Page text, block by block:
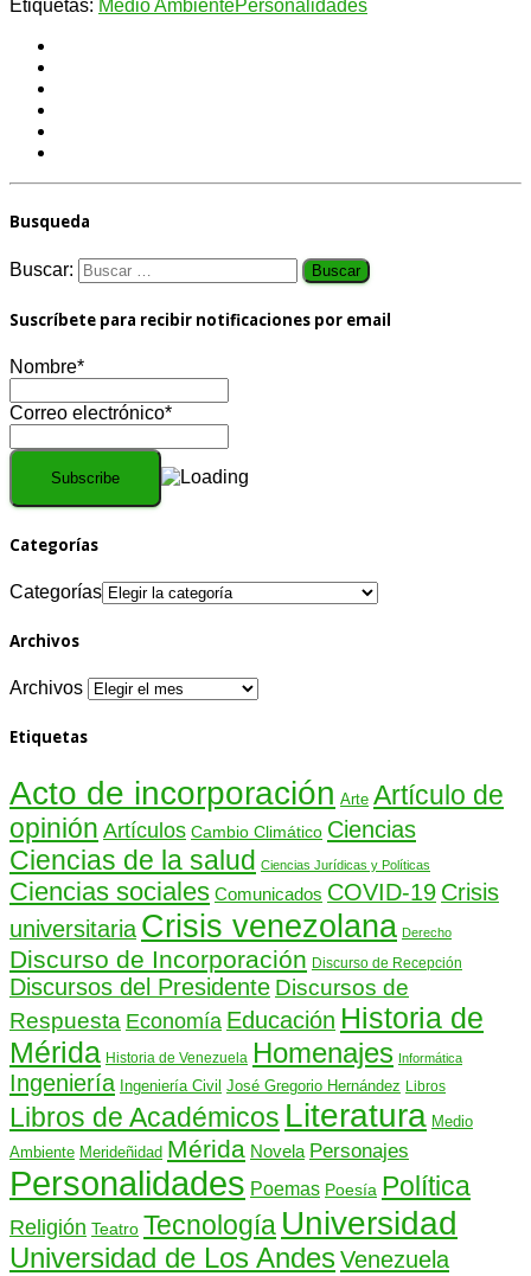
Etiquetas: Medio AmbientePersonalidades
Busqueda
Buscar:
Suscríbete para recibir notificaciones por email
Nombre*
Correo electrónico*
Categorías
Categorías
Archivos
Archivos
Etiquetas
Acto de incorporación Arte Artículo de
opinión Artículos Cambio Climático Ciencias
Ciencias de la salud Ciencias Jurídicas y Políticas
Ciencias sociales Comunicados COVID-19 Crisis
universitaria Crisis venezolana Derecho
Discurso de Incorporación Discurso de Recepción
Discursos del Presidente Discursos de
Respuesta Economía Educación Historia de
Mérida Historia de Venezuela Homenajes Informática
Ingeniería Ingeniería Civil José Gregorio Hernández Libros
Libros de Académicos Literatura Medio
Ambiente Merideñidad Mérida Novela Personajes
Personalidades Poemas Poesía Política
Religión Teatro Tecnología Universidad
Universidad de Los AndesVenezuela